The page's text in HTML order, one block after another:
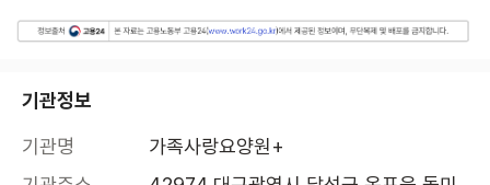
기관정보
기관명
가족사랑요양원+